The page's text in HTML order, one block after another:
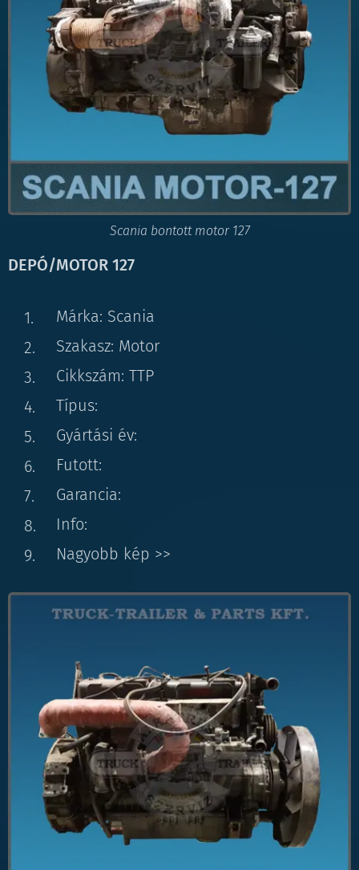
Scania bontott motor 127
DEPÓ/MOTOR 127
Márka: Scania
Szakasz: Motor
Cikkszám: TTP
Típus:
Gyártási év:
Futott:
Garancia:
Info:
Nagyobb kép >>